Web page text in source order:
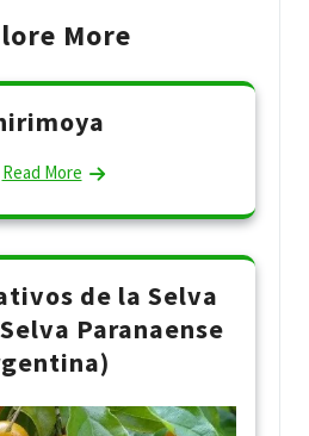
More
Read More
de la Selva
Paranaense